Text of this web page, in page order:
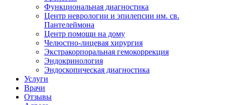
Функциональная диагностика
Центр неврологии и эпилепсии им. св.
Пантелеймона
Центр помощи на дому
Челюстно-лицевая хирургия
Экстракорпоральная гемокоррекция
Эндокринология
Эндоскопическая диагностика
Услуги
Врачи
Отзывы